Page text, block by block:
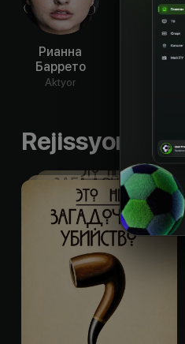
Рианна
Баррето
Aktyor
Джей
Rejissyorning